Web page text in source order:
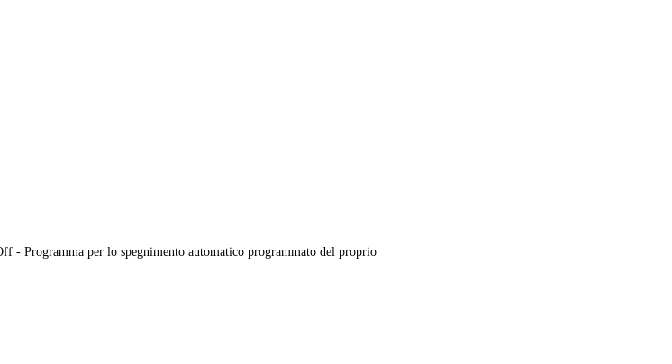
- Programma per lo spegnimento automatico programmato del proprio